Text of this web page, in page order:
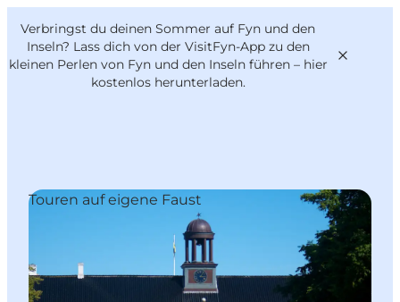
Verbringst du deinen Sommer auf Fyn und den
Inseln? Lass dich von der VisitFyn-App zu den
kleinen Perlen von Fyn und den Inseln führen – hier
kostenlos herunterladen.
Reise Ideen
Essen & trinken
Übernachtung
VisitFyn
Deutsch
Touren auf eigene Faust